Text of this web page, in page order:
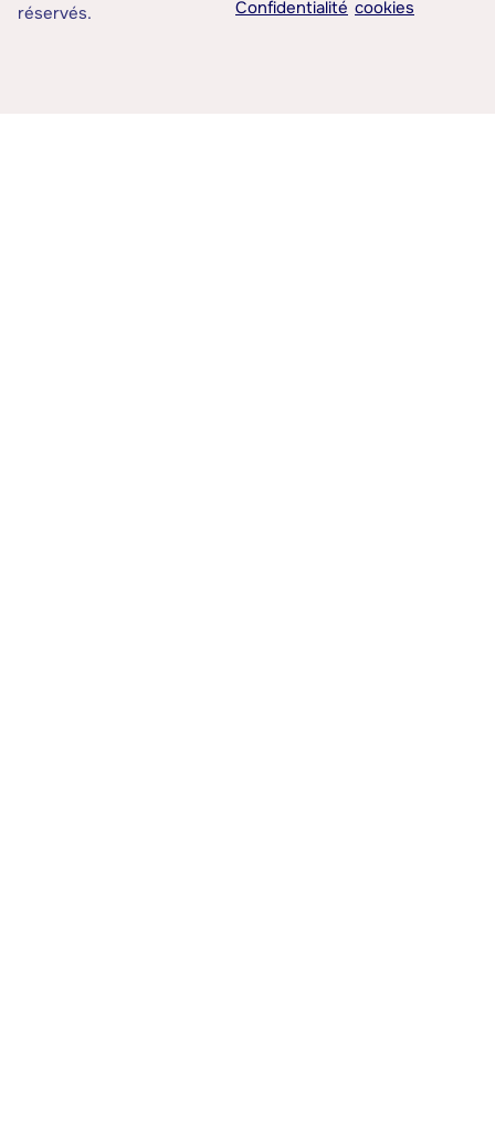
réservés.
Confidentialité cookies